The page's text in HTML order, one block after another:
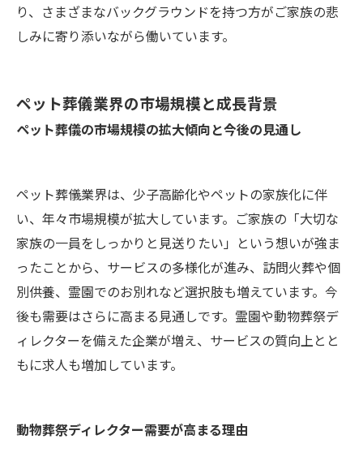
り、さまざまなバックグラウンドを持つ方がご家族の悲
しみに寄り添いながら働いています。
ペット葬儀業界の市場規模と成長背景
ペット葬儀の市場規模の拡大傾向と今後の見通し
ペット葬儀業界は、少子高齢化やペットの家族化に伴
い、年々市場規模が拡大しています。ご家族の「大切な
家族の一員をしっかりと見送りたい」という想いが強ま
ったことから、サービスの多様化が進み、訪問火葬や個
別供養、霊園でのお別れなど選択肢も増えています。今
後も需要はさらに高まる見通しです。霊園や動物葬祭デ
ィレクターを備えた企業が増え、サービスの質向上とと
もに求人も増加しています。
動物葬祭ディレクター需要が高まる理由